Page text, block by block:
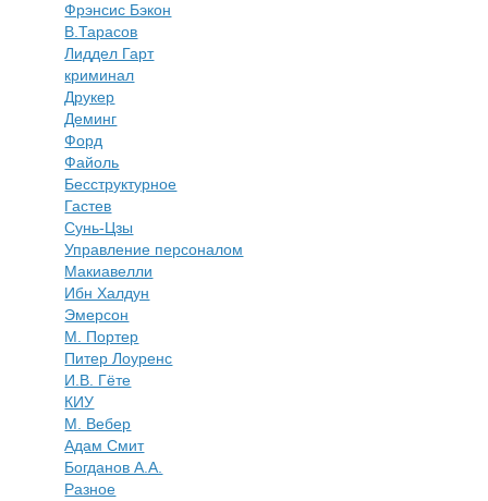
Фрэнсис Бэкон
В.Тарасов
Лиддел Гарт
криминал
Друкер
Деминг
Форд
Файоль
Бесструктурное
Гастев
Сунь-Цзы
Управление персоналом
Макиавелли
Ибн Халдун
Эмерсон
М. Портер
Питер Лоуренс
И.В. Гёте
КИУ
М. Вебер
Адам Смит
Богданов А.А.
Разное